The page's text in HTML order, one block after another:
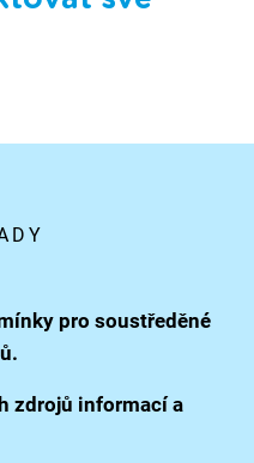
pro soustředěné
zdrojů informací a